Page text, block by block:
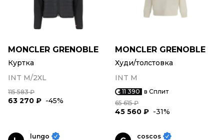
MONCLER GRENOBLE
Куртка
INT M/2XL
115 583 ₽
63 270 ₽ -45%
MONCLER GRENOBLE
Худи/толстовка
INT M
11 390 в Сплит
65 615 ₽
45 560 ₽ -31%
lungo
coscos